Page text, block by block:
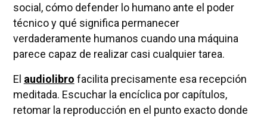
social, cómo defender lo humano ante el poder
técnico y qué significa permanecer
verdaderamente humanos cuando una máquina
parece capaz de realizar casi cualquier tarea.
El audiolibro facilita precisamente esa recepción
meditada. Escuchar la encíclica por capítulos,
retomar la reproducción en el punto exacto donde